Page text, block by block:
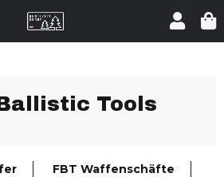
Tools
FBT Waffenschäfte